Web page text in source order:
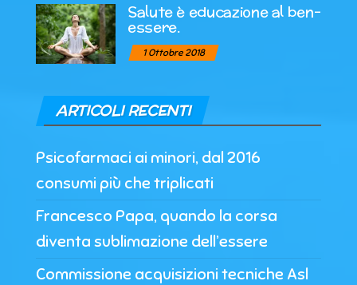
Salute è educazione al ben-
essere.
1 Ottobre 2018
ARTICOLI RECENTI
Psicofarmaci ai minori, dal 2016
consumi più che triplicati
Francesco Papa, quando la corsa
diventa sublimazione dell’essere
Commissione acquisizioni tecniche Asl